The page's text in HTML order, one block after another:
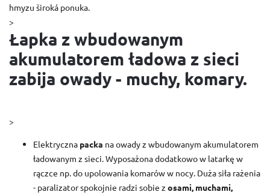
hmyzu široká ponuka.
>
Łapka z wbudowanym
akumulatorem ładowa z sieci
zabija owady - muchy, komary.
>
Elektryczna packa na owady z wbudowanym akumulatorem
ładowanym z sieci. Wyposażona dodatkowo w latarkę w
rączce np. do upolowania komarów w nocy. Duża siła rażenia
- paralizator spokojnie radzi sobie z osami, muchami,